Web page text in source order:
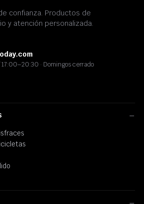
confianza. Productos de
y atención personalizada.
· Domingos cerrado